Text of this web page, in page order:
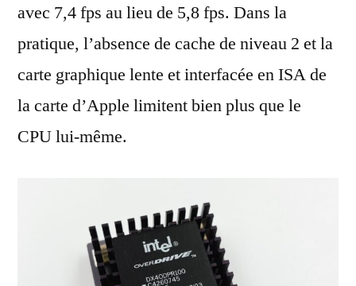
avec 7,4 fps au lieu de 5,8 fps. Dans la
pratique, l’absence de cache de niveau 2 et la
carte graphique lente et interfacée en ISA de
la carte d’Apple limitent bien plus que le
CPU lui-même.